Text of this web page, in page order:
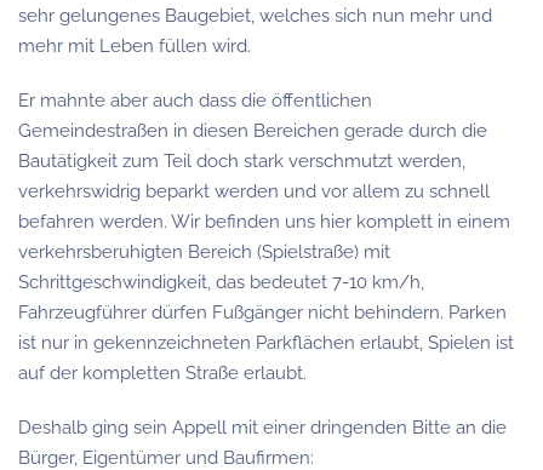
sehr gelungenes Baugebiet, welches sich nun mehr und
mehr mit Leben füllen wird.
Er mahnte aber auch dass die öffentlichen
Gemeindestraßen in diesen Bereichen gerade durch die
Bautätigkeit zum Teil doch stark verschmutzt werden,
verkehrswidrig beparkt werden und vor allem zu schnell
befahren werden. Wir befinden uns hier komplett in einem
verkehrsberuhigten Bereich (Spielstraße) mit
Schrittgeschwindigkeit, das bedeutet 7-10 km/h,
Fahrzeugführer dürfen Fußgänger nicht behindern. Parken
ist nur in gekennzeichneten Parkflächen erlaubt, Spielen ist
auf der kompletten Straße erlaubt.
Deshalb ging sein Appell mit einer dringenden Bitte an die
Bürger, Eigentümer und Baufirmen: